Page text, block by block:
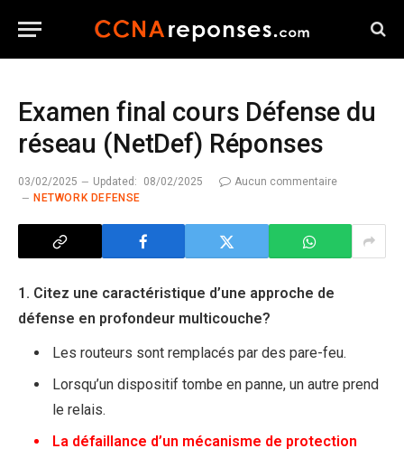
Examen final cours Défense du
réseau (NetDef) Réponses
03/02/2025 Updated: 08/02/2025
Aucun commentaire
NETWORK DEFENSE
1. Citez une caractéristique d’une approche de
défense en profondeur multicouche?
Les routeurs sont remplacés par des pare-feu.
Lorsqu’un dispositif tombe en panne, un autre prend
le relais.
La défaillance d’un mécanisme de protection